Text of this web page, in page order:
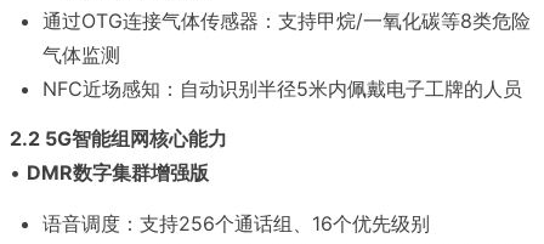
通过OTG连接气体传感器：支持甲烷/一氧化碳等8类危险
气体监测
NFC近场感知：自动识别半径5米内佩戴电子工牌的人员
2.2 5G智能组网核心能力
• DMR数字集群增强版
语音调度：支持256个通话组、16个优先级别